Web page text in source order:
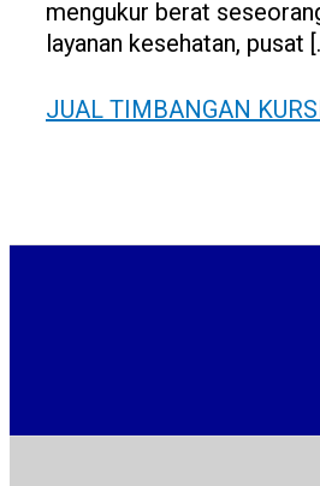
mengukur berat
layanan kesehatan, pusat
JUAL TIMBANGAN